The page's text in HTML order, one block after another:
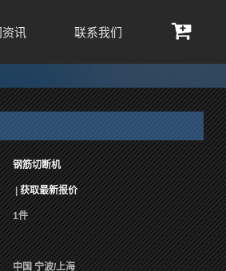
讯 联系我们
钢筋切断机
|获取最新报价
1件
中国 宁波/上海